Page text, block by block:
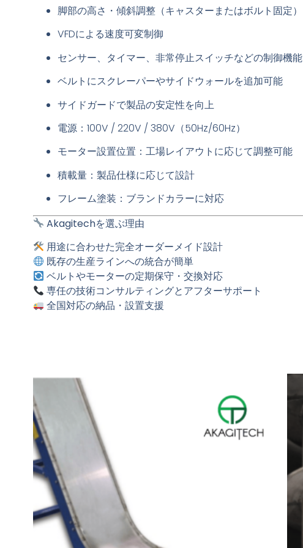
脚部の高さ・傾斜調整（キャスターまたはボルト固定）
VFDによる速度可変制御
センサー、タイマー、非常停止スイッチなどの制御機能
ベルトにスクレーパーやサイドウォールを追加可能
サイドガードで製品の安定性を向上
電源：100V / 220V / 380V（50Hz/60Hz）
モーター設置位置：工場レイアウトに応じて調整可能
積載量：製品仕様に応じて設計
フレーム塗装：ブランドカラーに対応
Akagitechを選ぶ理由
用途に合わせた完全オーダーメイド設計
既存の生産ラインへの統合が簡単
ベルトやモーターの定期保守・交換対応
専任の技術コンサルティングとアフターサポート
全国対応の納品・設置支援